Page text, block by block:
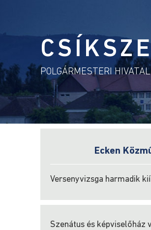
POLGÁRMESTERI
Ecken
Versenyvizsga harmadik
Szenátus és képviselőház